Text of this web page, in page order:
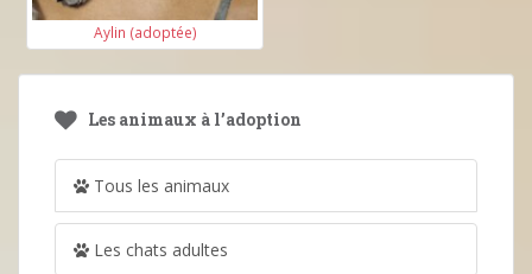
Aylin (adoptée)
Les animaux à l’adoption
Tous les animaux
Les chats adultes